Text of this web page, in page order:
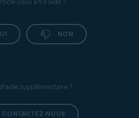
NON
supplémentaire ?
CONTACTEZ-NOUS